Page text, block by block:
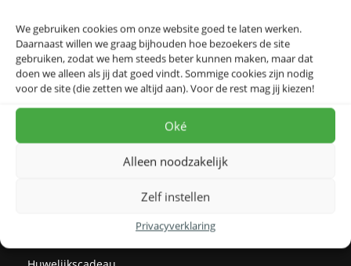
We gebruiken cookies om onze website goed te laten werken.
Daarnaast willen we graag bijhouden hoe bezoekers de site
gebruiken, zodat we hem steeds beter kunnen maken, maar dat
doen we alleen als jij dat goed vindt. Sommige cookies zijn nodig
voor de site (die zetten we altijd aan). Voor de rest mag jij kiezen!
Oké
Alleen noodzakelijk
Zelf instellen
Privacyverklaring
Klantenservice
Over Kunst in Kaart
Prijzen